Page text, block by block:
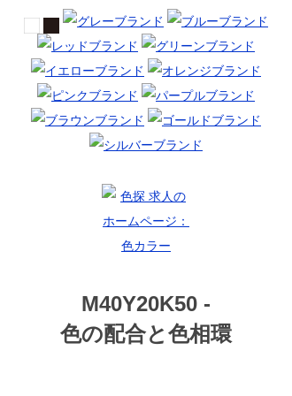
M40Y20K50 -
色の配合と色相環